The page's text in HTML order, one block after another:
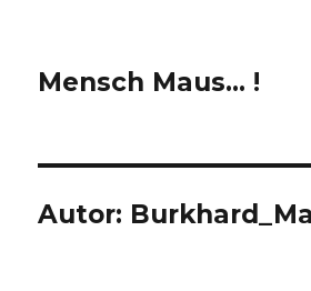
Mensch Maus… !
Autor: